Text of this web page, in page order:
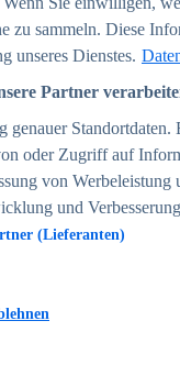
2024
in Deutschland
zu sammeln. Diese
unseres Dienstes.
Partner
genauer
oder Zugriff auf
von
und
(Lieferanten)